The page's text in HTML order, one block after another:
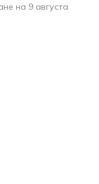
на 9 августа